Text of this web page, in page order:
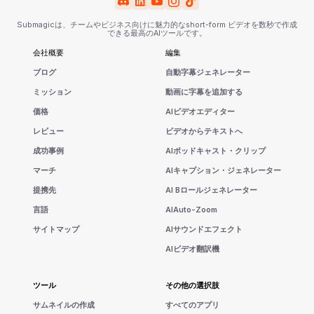
Submagicは、チームやビジネス向けに魅力的なshort-form ビデオを数秒で作成
できる最高のAIツールです。
会社概要
ブログ
ミッション
価格
レビュー
成功事例
マーチ
提携先
言語
サイトマップ
編集
自動字幕ジェネレーター
動画に字幕を追加する
AIビデオエディター
ビデオからテキストへ
AIポッドキャスト・クリップ
AIキャプション・ジェネレーター
AI Bロールジェネレーター
AIAuto-Zoom
AIサウンドエフェクト
AIビデオ翻訳機
ツール
サムネイルの作成
その他の選択肢
すべてのアプリ